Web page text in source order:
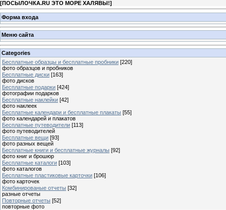
[ПОСЫЛОЧКА.RU ЭТО МОРЕ ХАЛЯВЫ!]
Форма входа
Меню сайта
Categories
Бесплатные образцы и бесплатные пробники [220]
фото образцов и пробников
Бесплатные диски [163]
фото дисков
Бесплатные подарки [424]
фотографии подарков
Бесплатные наклейки [42]
фото наклеек
Бесплатные календари и бесплатные плакаты [55]
фото календарей и плакатов
Бесплатные путеводители [113]
фото путеводителей
Бесплатные вещи [93]
фото разных вещей
Бесплатные книги и бесплатные журналы [92]
фото книг и брошюр
Бесплатные каталоги [103]
фото каталогов
Бесплатные пластиковые карточки [106]
фото карточек
Комбинированые отчеты [32]
разные отчеты
Повторные отчеты [52]
повторные фото